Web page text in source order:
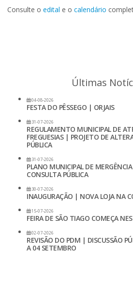
Consulte o edital e o calendário
Últimas
04-08-2026
FESTA DO PÊSSEGO | ORJAIS
31-07-2026
REGULAMENTO MUNICIPAL DE
FREGUESIAS | PROJETO DE
PÚBLICA
31-07-2026
PLANO MUNICIPAL DE
CONSULTA PÚBLICA
30-07-2026
INAUGURAÇÃO | NOVA LOJA NA
15-07-2026
FEIRA DE SÃO TIAGO COMEÇA
02-07-2026
REVISÃO DO PDM | DISCUSSÃO
A 04 SETEMBRO